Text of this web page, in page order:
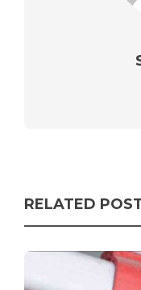
RELATED